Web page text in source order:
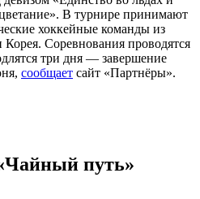
В турнире принимают
хоккейные команды из
Соревнования проводятся
три дня — завершение
сообщает сайт «Партнёры».
путь»